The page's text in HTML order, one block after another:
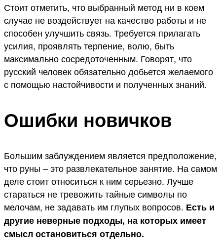
Стоит отметить, что выбранный метод ни в коем
случае не воздействует на качество работы и не
способен улучшить связь. Требуется прилагать
усилия, проявлять терпение, волю, быть
максимально сосредоточенным. Говорят, что
русский человек обязательно добьется желаемого
с помощью настойчивости и полученных знаний.
Ошибки новичков
Большим заблуждением является предположение,
что руны – это развлекательное занятие. На самом
деле стоит относиться к ним серьезно. Лучше
стараться не тревожить тайные символы по
мелочам, не задавать им глупых вопросов. Есть и
другие неверные подходы, на которых имеет
смысл остановиться отдельно.